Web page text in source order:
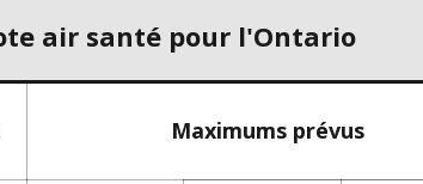
air santé pour l'Ontario
Maximums prévus